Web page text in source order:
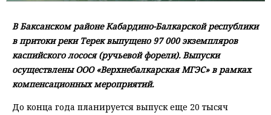
В Баксанском районе Кабардино-Балкарской республики
в притоки реки Терек выпущено 97 000 экземпляров
каспийского лосося (ручьевой форели). Выпуски
осуществлены ООО «Верхнебалкарская МГЭС» в рамках
компенсационных мероприятий.
До конца года планируется выпуск еще 20 тысяч